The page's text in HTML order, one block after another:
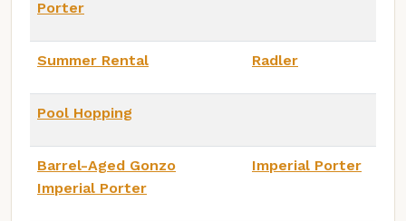
Porter
Summer Rental Radler
Pool Hopping
Barrel-Aged Gonzo
Imperial Porter
Imperial Porter